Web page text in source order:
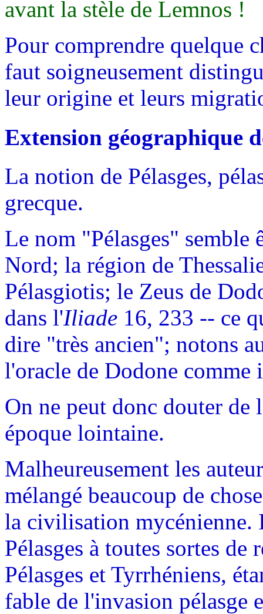
avant la stèle de Lemnos !
Pour comprendre quelque
faut soigneusement
leur origine et leurs
Extension géographique
La notion de Pélasges,
grecque.
Le nom "Pélasges" semble
Nord; la région de
Pélasgiotis; le Zeus de
dans l'Iliade 16, 233 -- ce
dire "très ancien"; notons
l'oracle de Dodone comme
On ne peut donc douter de
époque lointaine.
Malheureusement les
mélangé beaucoup de
la civilisation mycénienne.
Pélasges à toutes sortes
Pélasges et Tyrrhéniens,
fable de l'invasion pélasge